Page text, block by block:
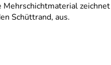
zeichnet
Schüttrand, aus.